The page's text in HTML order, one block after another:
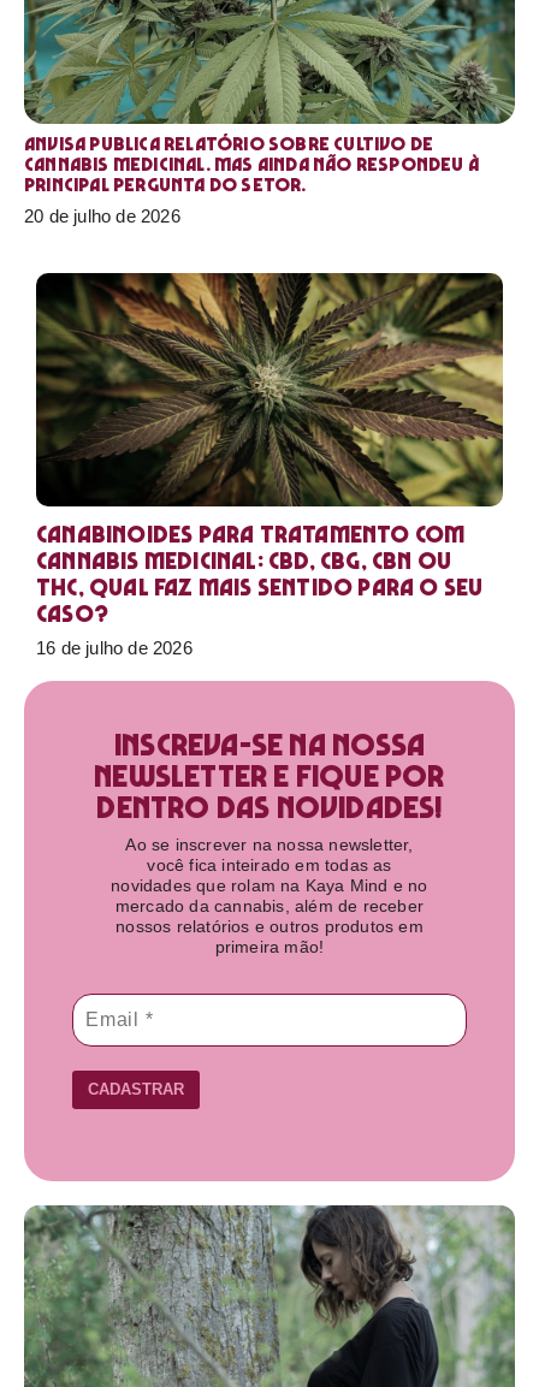
Anvisa publica relatório sobre cultivo de
Cannabis medicinal. Mas ainda não respondeu à
principal pergunta do setor.
20 de julho de 2026
Canabinoides para tratamento com
cannabis medicinal: CBD, CBG, CBN ou
THC, qual faz mais sentido para o seu
caso?
16 de julho de 2026
Inscreva-se na nossa
newsletter e fique por
dentro das novidades!​
Ao se inscrever na nossa newsletter,
você fica inteirado em todas as
novidades que rolam na Kaya Mind e no
mercado da cannabis, além de receber
nossos relatórios e outros produtos em
primeira mão!
CADASTRAR